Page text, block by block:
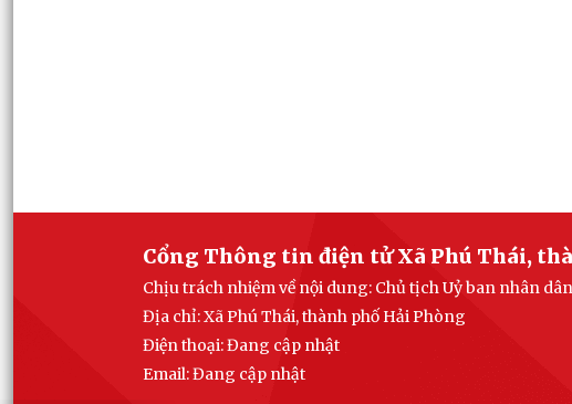
Cổng Thông tin điện tử Xã Phú Thái,
Chịu trách nhiệm về nội dung: Chủ tịch Uỷ ban nhân
Địa chỉ: Xã Phú Thái, thành phố Hải Phòng
Điện thoại: Đang cập nhật
Email:Đang cập nhật